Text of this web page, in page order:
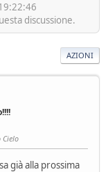
discussione.
AZIONI
Cielo
già alla prossima